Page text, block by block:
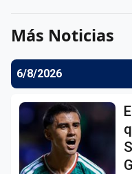
Más Noticias
6/8/2026